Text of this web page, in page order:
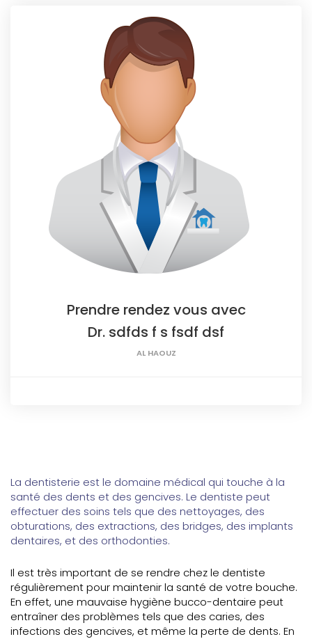
Prendre rendez vous avec
Dr. sdfds f s fsdf dsf
AL HAOUZ
La dentisterie est le domaine médical qui touche à la
santé des dents et des gencives. Le dentiste peut
effectuer des soins tels que des nettoyages, des
obturations, des extractions, des bridges, des implants
dentaires, et des orthodonties.
Il est très important de se rendre chez le dentiste
régulièrement pour maintenir la santé de votre bouche.
En effet, une mauvaise hygiène bucco-dentaire peut
entraîner des problèmes tels que des caries, des
infections des gencives, et même la perte de dents. En